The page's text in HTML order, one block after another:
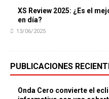
XS Review 2025: ¿Es el
en día?
13/06/2025
PUBLICACIONES
Onda Cero convierte el